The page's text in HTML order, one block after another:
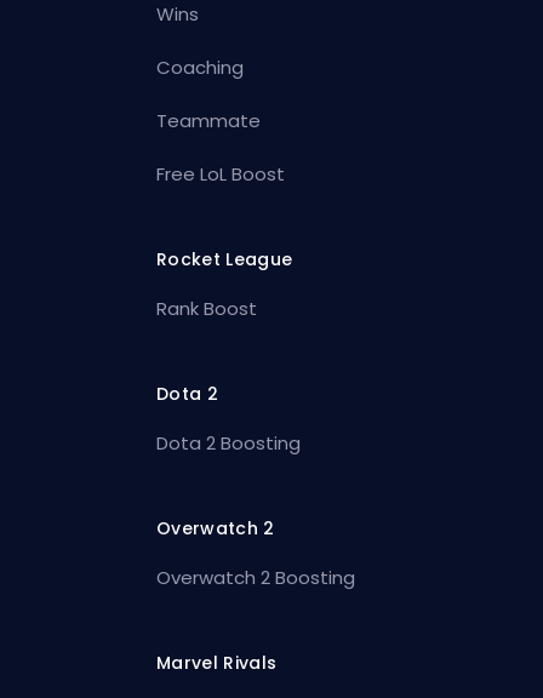
Wins
Coaching
Teammate
Free LoL Boost
Rocket League
Rank Boost
Dota 2
Dota 2 Boosting
Overwatch 2
Overwatch 2 Boosting
Marvel Rivals